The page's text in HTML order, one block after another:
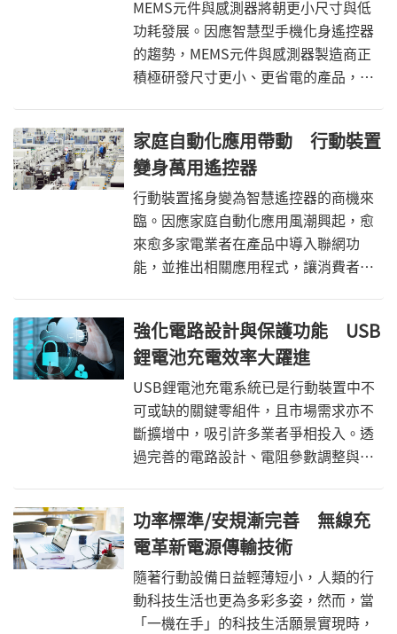
MEMS元件與感測器將朝更小尺寸與低
功耗發展。因應智慧型手機化身遙控器
的趨勢，MEMS元件與感測器製造商正
積極研發尺寸更小、更省電的產品，以
家庭自動化應用帶動 行動裝置
變身萬用遙控器
行動裝置搖身變為智慧遙控器的商機來
臨。因應家庭自動化應用風潮興起，愈
來愈多家電業者在產品中導入聯網功
能，並推出相關應用程式，讓消費者僅
強化電路設計與保護功能 USB
鋰電池充電效率大躍進
USB鋰電池充電系統已是行動裝置中不
可或缺的關鍵零組件，且市場需求亦不
斷擴增中，吸引許多業者爭相投入。透
過完善的電路設計、電阻參數調整與
品差異。
功率標準/安規漸完善 無線充
電革新電源傳輸技術
隨著行動設備日益輕薄短小，人類的行
動科技生活也更為多彩多姿，然而，當
「一機在手」的科技生活願景實現時，